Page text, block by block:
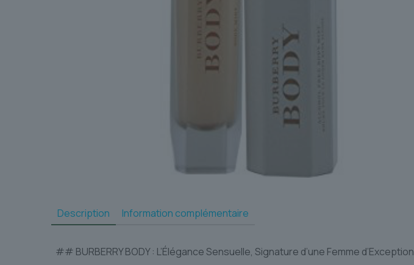
Description Information complémentaire
## BURBERRY BODY : L’Élégance Sensuelle, Signature d’une Femme d’Exception